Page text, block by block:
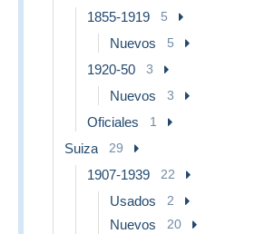
1855-1919 5
Nuevos 5
1920-50 3
Nuevos 3
Oficiales 1
Suiza 29
1907-1939 22
Usados 2
Nuevos 20